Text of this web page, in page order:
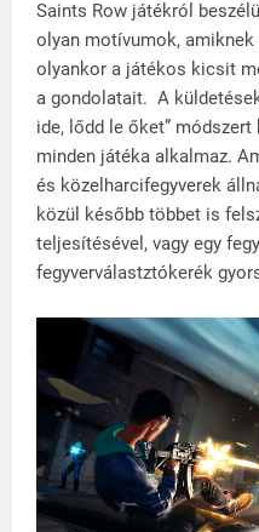
Saints Row játékról
olyan motívumok,
olyankor a játékos kicsit
a gondolatait. A
ide, lődd le őket”
minden játéka alkalmaz.
és közelharcifegyverek
közül később többet is
teljesítésével, vagy egy
fegyverválastztókerék